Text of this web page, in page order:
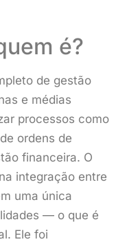
é?
de gestão
e médias
processos como
ordens de
financeira. O
integração entre
uma única
— o que é
Ele foi